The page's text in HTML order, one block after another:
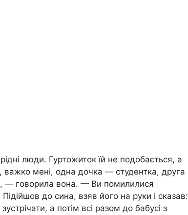
люди. Гуртожиток їй не подобається, а
важко мені, одна дочка — студентка, друга
— говорила вона. — Ви помилилися
до сина, взяв його на руки і сказав:
а потім всі разом до бабусі з